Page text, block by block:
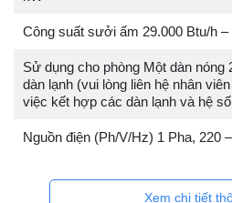
Công suất sưởi ấm 29.000 Btu/h –
Sử dụng cho phòng Một dàn
dàn lạnh (vui lòng liên hệ nhân
việc kết hợp các dàn lạnh và hệ
Nguồn điện (Ph/V/Hz) 1 Pha, 220
Xem chi tiết